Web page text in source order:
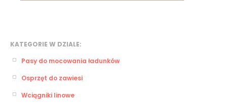
KATEGORIE W DZIALE:
Pasy do mocowania ładunków
Osprzęt do zawiesi
Wciągniki linowe